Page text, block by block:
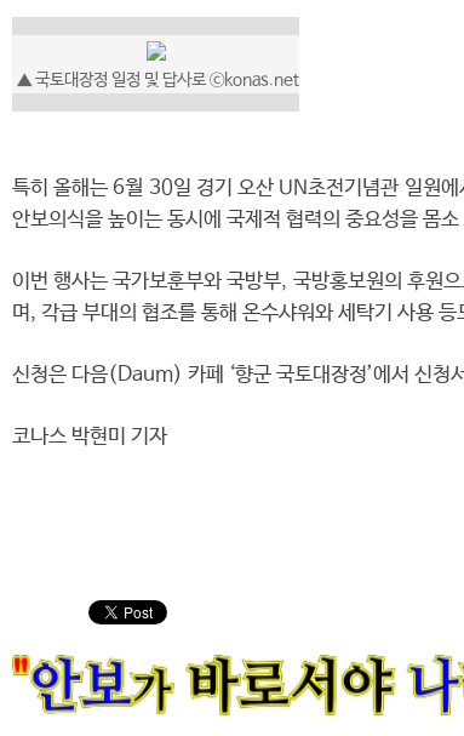
▲ 국토대장정 일정 및 답사로 ⓒkonas.net
특히 올해는 6월 30일 경기 오산 UN초전기념관 일원
안보의식을 높이는 동시에 국제적 협력의 중요성을 몸
이번 행사는 국가보훈부와 국방부, 국방홍보원의 후원
며, 각급 부대의 협조를 통해 온수샤워와 세탁기 사용 등
신청은 다음(Daum) 카페 ‘향군 국토대장정’에서 신
코나스 박현미 기자